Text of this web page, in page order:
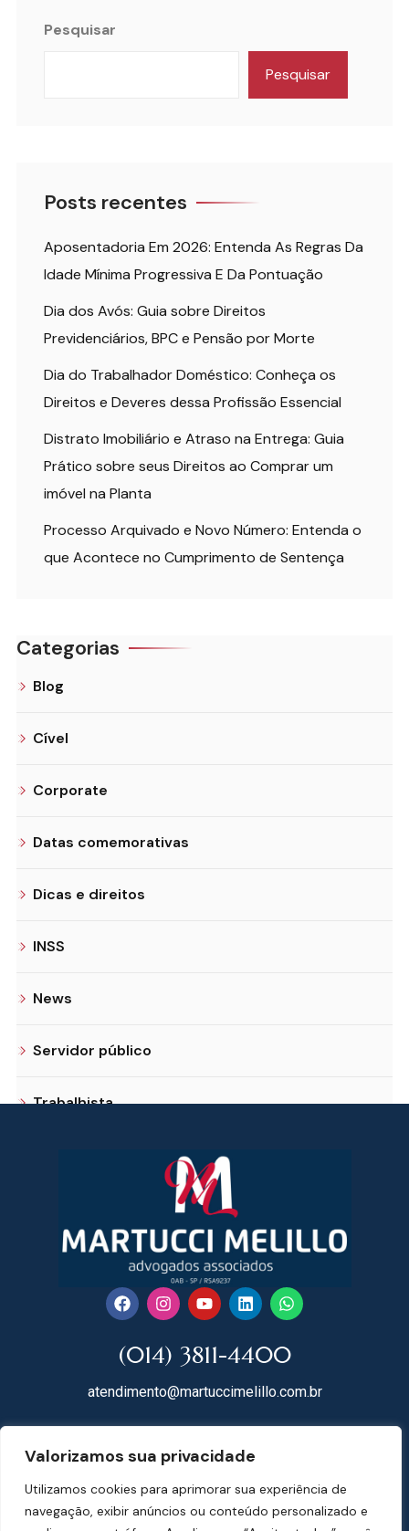
Valorizamos sua privacidade
Utilizamos cookies para aprimorar sua experiência de
navegação, exibir anúncios ou conteúdo personalizado e
Pesquisar
Pesquisar
Posts recentes
Aposentadoria Em 2026: Entenda As Regras Da
Idade Mínima Progressiva E Da Pontuação
Dia dos Avós: Guia sobre Direitos
Previdenciários, BPC e Pensão por Morte
Dia do Trabalhador Doméstico: Conheça os
Direitos e Deveres dessa Profissão Essencial
Distrato Imobiliário e Atraso na Entrega: Guia
Prático sobre seus Direitos ao Comprar um
imóvel na Planta
Processo Arquivado e Novo Número: Entenda o
que Acontece no Cumprimento de Sentença
Categorias
Blog
Cível
Corporate
Datas comemorativas
Dicas e direitos
INSS
News
Servidor público
Trabalhista
(014) 3811-4400
atendimento@martuccimelillo.com.br
18602-091 Centro – Botucatu – SP